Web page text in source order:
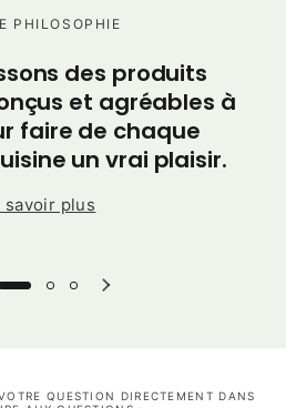
PHILOSOPHIE
des produits
et agréables à
faire de chaque
un vrai plaisir.
savoir plus
QUESTION DIRECTEMENT DANS